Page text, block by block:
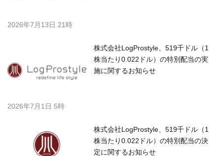
2026年7月13日 21時
株式会社LogProstyle、519千ドル（1
株当たり0.022ドル）の特別配当の実
施に関するお知らせ
2026年7月1日 5時
株式会社LogProstyle、519千ドル（1
株当たり0.022ドル）の特別配当の決
定に関するお知らせ